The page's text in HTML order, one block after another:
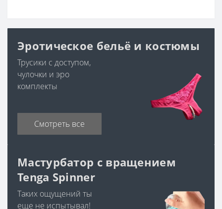
Эротическое бельё и костюмы
Трусики с доступом,
чулочки и эро
комплекты
Смотреть все
Мастурбатор с вращением
Tenga Spinner
Таких ощущений ты
еще не испытывал!